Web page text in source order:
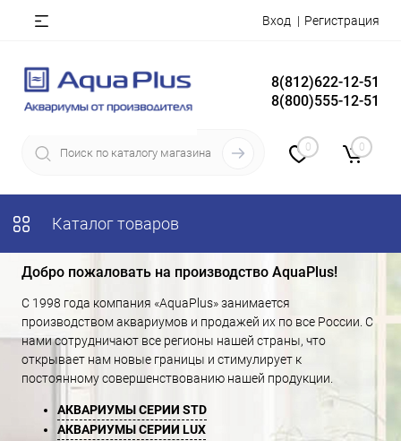
Вход Регистрация
8(812)622-12-51
8(800)555-12-51
0 0
Каталог товаров
Добро пожаловать на производство AquaPlus!
С 1998 года компания «AquaPlus» занимается
производством аквариумов и продажей их по все России. С
нами сотрудничают все регионы нашей страны, что
открывает нам новые границы и стимулирует к
постоянному совершенствованию нашей продукции.
АКВАРИУМЫ СЕРИИ STD
АКВАРИУМЫ СЕРИИ LUX